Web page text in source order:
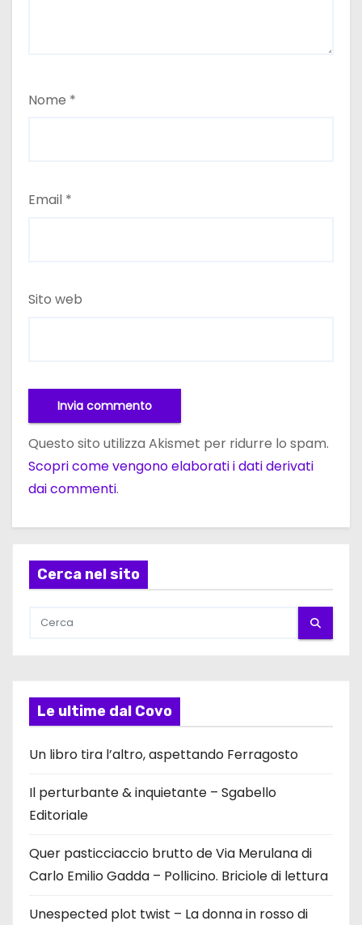
Nome *
Email *
Sito web
Questo sito utilizza Akismet per ridurre lo spam.
Scopri come vengono elaborati i dati derivati
dai commenti.
Cerca nel sito
Le ultime dal Covo
Un libro tira l’altro, aspettando Ferragosto
Il perturbante & inquietante – Sgabello
Editoriale
Quer pasticciaccio brutto de Via Merulana di
Carlo Emilio Gadda – Pollicino. Briciole di lettura
Unespected plot twist – La donna in rosso di